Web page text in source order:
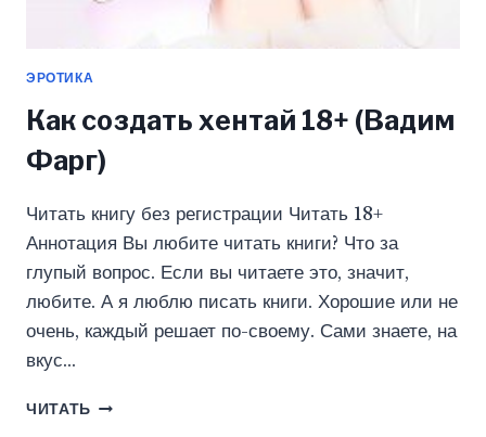
ЭРОТИКА
Как создать хентай 18+ (Вадим
Фарг)
Читать книгу без регистрации Читать 18+
Аннотация Вы любите читать книги? Что за
глупый вопрос. Если вы читаете это, значит,
любите. А я люблю писать книги. Хорошие или не
очень, каждый решает по-своему. Сами знаете, на
вкус…
ЧИТАТЬ КАК